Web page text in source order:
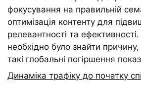
фокусування на правильній
оптимізація контенту для
релевантності та
необхідно було знайти
такі глобальні погіршення
Динаміка трафіку до початку